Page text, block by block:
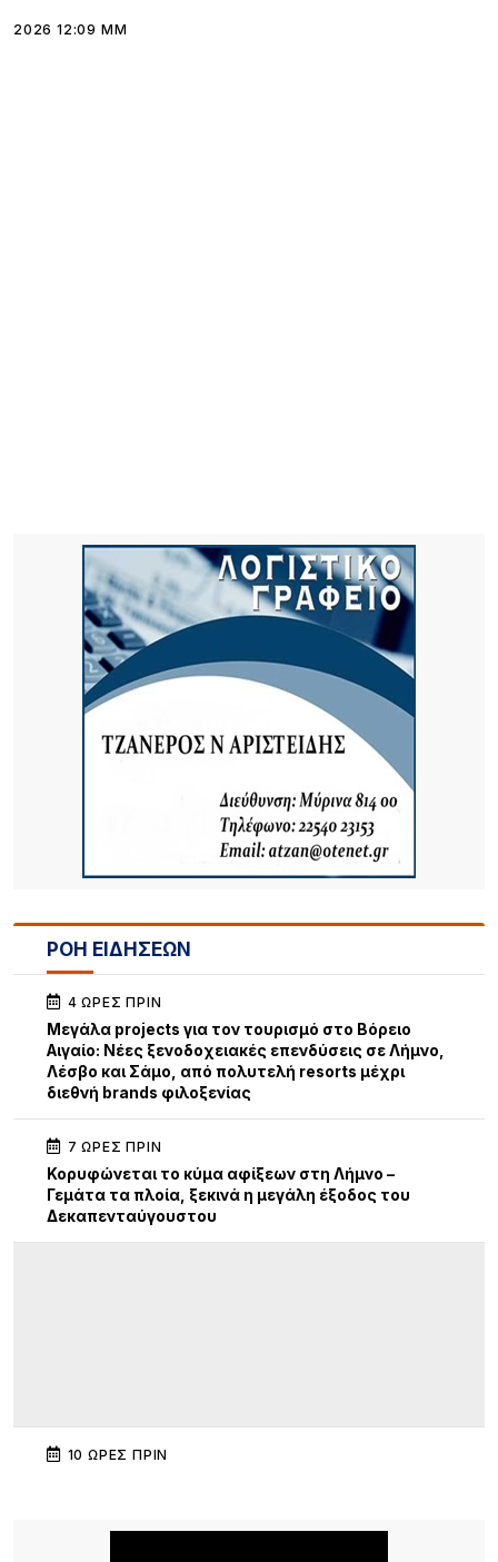
2026 12:09 ΜΜ
ΡΟΗ ΕΙΔΗΣΕΩΝ
4 ΏΡΕΣ ΠΡΙΝ
Μεγάλα projects για τον τουρισμό στο Βόρειο
Αιγαίο: Νέες ξενοδοχειακές επενδύσεις σε Λήμνο,
Λέσβο και Σάμο, από πολυτελή resorts μέχρι
διεθνή brands φιλοξενίας
7 ΏΡΕΣ ΠΡΙΝ
Κορυφώνεται το κύμα αφίξεων στη Λήμνο –
Γεμάτα τα πλοία, ξεκινά η μεγάλη έξοδος του
Δεκαπενταύγουστου
10 ΏΡΕΣ ΠΡΙΝ